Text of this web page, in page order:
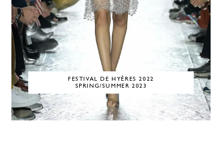
FESTIVAL DE HYÈRES 2022
SPRING/SUMMER 2023